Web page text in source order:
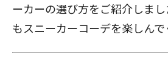
ーカーの選び方をご紹介しま
もスニーカーコーデを楽しんで